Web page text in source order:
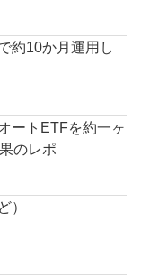
約10か月運用し
ートETFを約一ヶ
のレポ
）